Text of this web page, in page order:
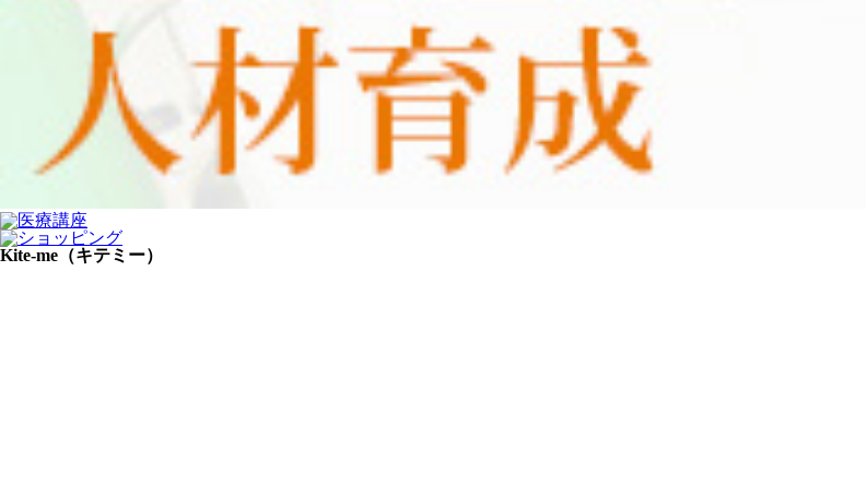
Kite-me（キテミー）